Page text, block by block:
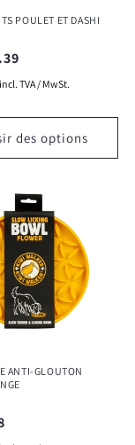
POULET ET DASHI
incl. TVA / MwSt.
des options
ANTI-GLOUTON
des
vos